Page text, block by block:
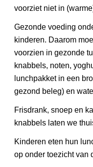
voorziet niet in
Gezonde voeding
kinderen. Daarom
voorzien in gezonde
knabbels, noten,
lunchpakket in een
gezond beleg) en
Frisdrank, snoep en
knabbels laten we
Kinderen eten hun
op onder toezicht van